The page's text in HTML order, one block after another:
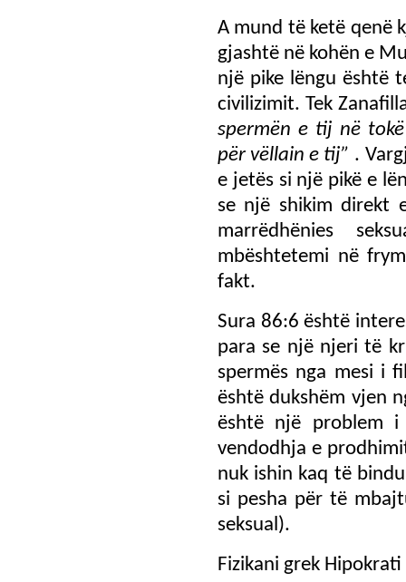
A mund të ketë qenë
gjashtë në kohën e
një pike lëngu është
civilizimit. Tek
spermën e tij në
për vëllain e tij” .
e jetës si një pikë e
se një shikim direkt
marrëdhënies
mbështetemi në
fakt.
Sura 86:6 është
para se një njeri të
spermës nga mesi i
është dukshëm vjen
është një problem
vendodhja e
nuk ishin kaq të
si pesha për të
seksual).
Fizikani grek